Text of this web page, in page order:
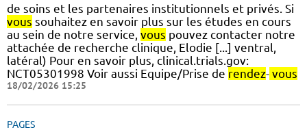
de soins et les partenaires institutionnels et privés. Si
vous souhaitez en savoir plus sur les études en cours
au sein de notre service, vous pouvez contacter notre
attachée de recherche clinique, Elodie [...] ventral,
latéral) Pour en savoir plus, clinical.trials.gov:
NCT05301998 Voir aussi Equipe/Prise de rendez- vous
18/02/2026 15:25
PAGES